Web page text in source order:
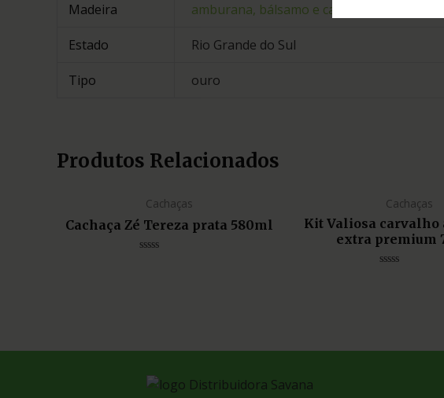
Madeira amburana, bálsamo e canela sassafrás
Estado Rio Grande do Sul
Tipo ouro
Produtos Relacionados
Cachaças
Cachaça Zé Tereza prata 580ml
Cachaças
Kit Valiosa carvalho
extra premium